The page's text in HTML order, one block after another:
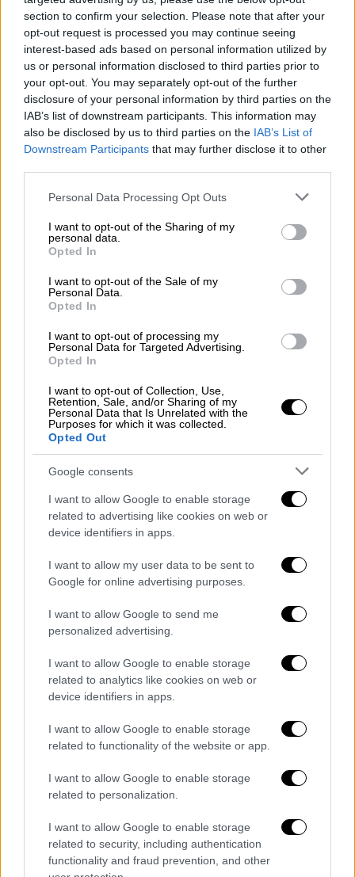
section to confirm your selection. Please note that after your
opt-out request is processed you may continue seeing
interest-based ads based on personal information utilized by
us or personal information disclosed to third parties prior to
your opt-out. You may separately opt-out of the further
disclosure of your personal information by third parties on the
IAB’s list of downstream participants. This information may
also be disclosed by us to third parties on the IAB’s List of
Downstream Participants that may further disclose it to other
Please note that this website/app uses one or more Google
not limited to your visit or usage behaviour. You may click to
grant or deny consent to Google and its third-party tags to
use your data for below specified purposes in below Google
consent section.
Personal Data Processing Opt Outs
I want to opt-out of the Sharing of my
personal data.
Opted In
I want to opt-out of the Sale of my
Personal Data.
Opted In
I want to opt-out of processing my
Personal Data for Targeted Advertising.
Opted In
I want to opt-out of Collection, Use,
Retention, Sale, and/or Sharing of my
Personal Data that Is Unrelated with the
Purposes for which it was collected.
Opted Out
Google consents
I want to allow Google to enable storage
related to advertising like cookies on web or
device identifiers in apps.
I want to allow my user data to be sent to
Google for online advertising purposes.
I want to allow Google to send me
personalized advertising.
I want to allow Google to enable storage
related to analytics like cookies on web or
device identifiers in apps.
I want to allow Google to enable storage
related to functionality of the website or app.
I want to allow Google to enable storage
related to personalization.
I want to allow Google to enable storage
related to security, including authentication
functionality and fraud prevention, and other
συγχωριανό τους, αγρίεψε και άρχισε να
γρυλίζει.
ΔΙΑΒΑΣΤΕ ΕΠΙΣΗΣ
Κόσμος 09.07.2026 10:38
Ζούσε με έναν ανθρώπινο σκελετό
ξαπλωμένο στον καναπέ του: Η
ιστορία του Χοσέ
έκανε την τελική επίθεση για να τον
κατασπαράξει κι αυτή η λεπτομέρεια έδωσε
στον βοσκό μια ευκαιρία που πάντως
περιείχε πολύ ρίσκο.
το ζώο, ηρεμώντας το με αποτέλεσμα τελικά
να τον αφήσει και να χαθεί μέσα στο δάσος.